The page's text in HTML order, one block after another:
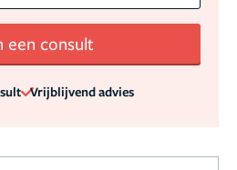
een consult
Vrijblijvend advies